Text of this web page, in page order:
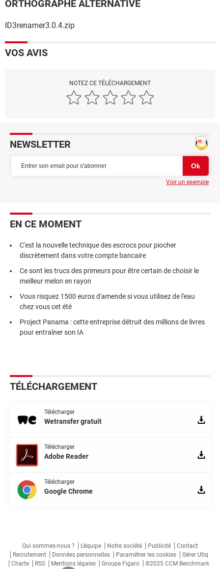
ORTHOGRAPHE ALTERNATIVE
ID3renamer3.0.4.zip
VOS AVIS
NOTEZ CE TÉLÉCHARGEMENT
NEWSLETTER
Voir un exemple
EN CE MOMENT
C'est la nouvelle technique des escrocs pour piocher
discrètement dans votre compte bancaire
Ce sont les trucs des primeurs pour être certain de choisir le
meilleur melon en rayon
Vous risquez 1500 euros d'amende si vous utilisez de l'eau
chez vous cet été
Project Panama : cette entreprise détruit des millions de livres
pour entraîner son IA
TÉLÉCHARGEMENT
Télécharger
Wetransfer gratuit
Télécharger
Adobe Reader
Télécharger
Google Chrome
Qui sommes-nous ? L'équipe Notre société Publicité
Contact
Recrutement
Données personnelles Paramétrer les cookies
Gérer Utiq
Charte
RSS Mentions légales Groupe Figaro ©2025 CCM Benchmark